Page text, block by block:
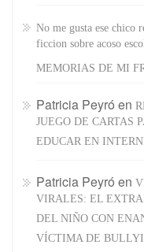
No me gusta ese chico
ficcion sobre acoso
MEMORIAS DE MI
Patricia Peyró en
JUEGO DE CARTAS
EDUCAR EN
Patricia Peyró en
VIRALES: EL
DEL NIÑO CON
VÍCTIMA DE